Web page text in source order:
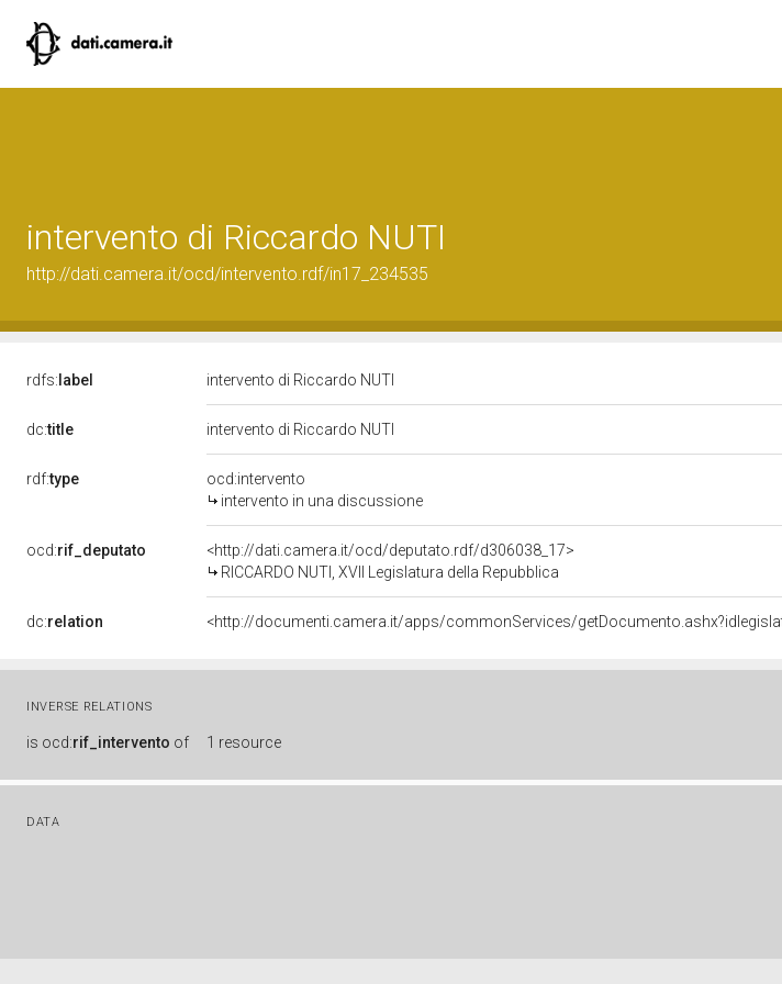
intervento di Riccardo NUTI
http://dati.camera.it/ocd/intervento.rdf/in17_234535
rdfs: label intervento di Riccardo NUTI
dc:title intervento di Riccardo NUTI
rdf:type
ocd:intervento
intervento in una discussione
ocd:rif_deputato
<http://dati.camera.it/ocd/deputato.rdf/d306038_17>
RICCARDO NUTI, XVII Legislatura della Repubblica
dc:relation
INVERSE RELATIONS
is ocd:rif_intervento of 1 resource
DATA